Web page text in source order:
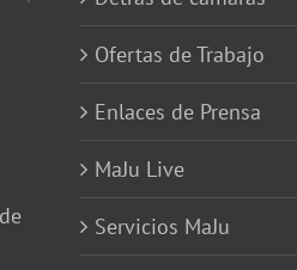
Ofertas de Trabajo
Enlaces de Prensa
MaJu Live
Servicios MaJu